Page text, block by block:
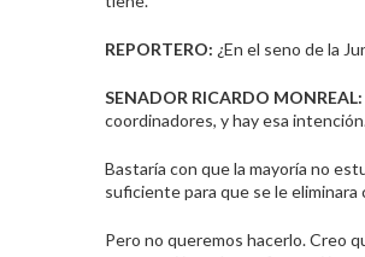
REPORTERO: ¿En el seno de la
SENADOR RICARDO MONREAL:
coordinadores, y hay esa
Bastaría con que la mayoría no
suficiente para que se le eliminara
Pero no queremos hacerlo. Creo